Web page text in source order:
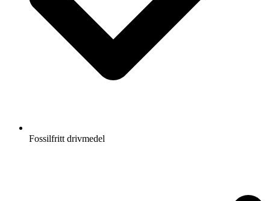
Fossilfritt drivmedel